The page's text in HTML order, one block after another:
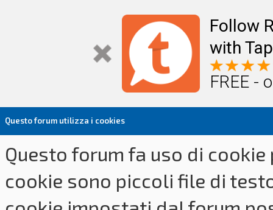
Follow
with
FREE -
Questo forum utilizza i cookies
Questo forum fa uso di
cookie sono piccoli file di